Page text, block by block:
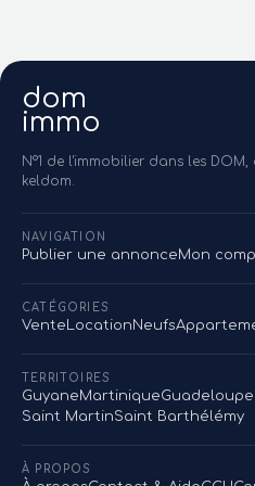
dom
immo
N°1 de l'immobilier dans les
keldom.
NAVIGATION
Publier une annonceMon
CATÉGORIES
Vente LocationNeufs
TERRITOIRES
GuyaneMartiniqueGuadeloupe
Saint MartinSaint Barthélémy
À PROPOS